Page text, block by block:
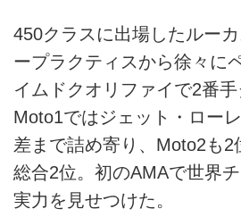
450クラスに出場したルー
ープラクティスから徐々に
イムドクオリファイで2番手
Moto1ではジェット・ロー
差まで詰め寄り、Moto2も2
総合2位。初のAMAで世界
実力を見せつけた。